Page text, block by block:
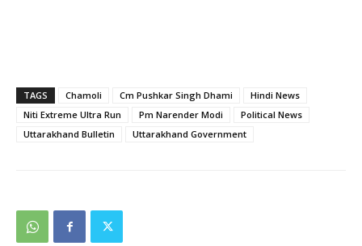
TAGS Chamoli Cm Pushkar Singh Dhami
Hindi News
Niti Extreme Ultra Run
Pm Narender Modi
Political News
Uttarakhand Bulletin
Uttarakhand Government